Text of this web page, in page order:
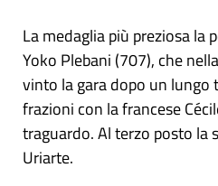
La medaglia più preziosa la
Yoko Plebani (707), che
vinto la gara dopo un
frazioni con la francese
traguardo. Al terzo posto la
Uriarte.